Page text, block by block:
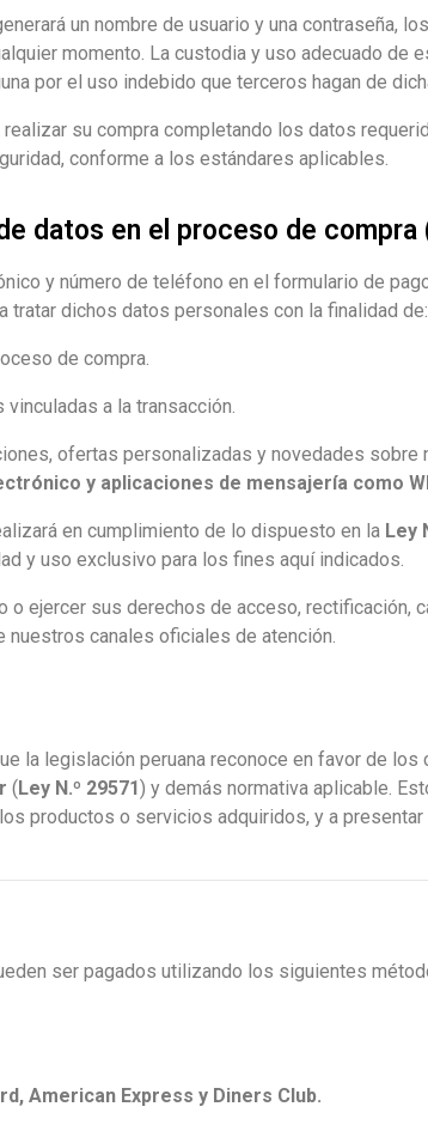
un nombre de usuario y una contraseña,
momento. La custodia y uso adecuado
por el uso indebido que terceros hagan de
su compra completando los datos
conforme a los estándares aplicables.
datos en el proceso de
y número de teléfono en el formulario de
tratar dichos datos personales con la finalidad de:
de compra.
a la transacción.
ofertas personalizadas y novedades
y aplicaciones de mensajería como
en cumplimiento de lo dispuesto en la Ley
y uso exclusivo para los fines aquí indicados.
o ejercer sus derechos de acceso, rectificación,
canales oficiales de atención.
la legislación peruana reconoce en favor de
(Ley N.º 29571) y demás normativa aplicable.
productos o servicios adquiridos, y a
ser pagados utilizando los siguientes
American Express y Diners Club.